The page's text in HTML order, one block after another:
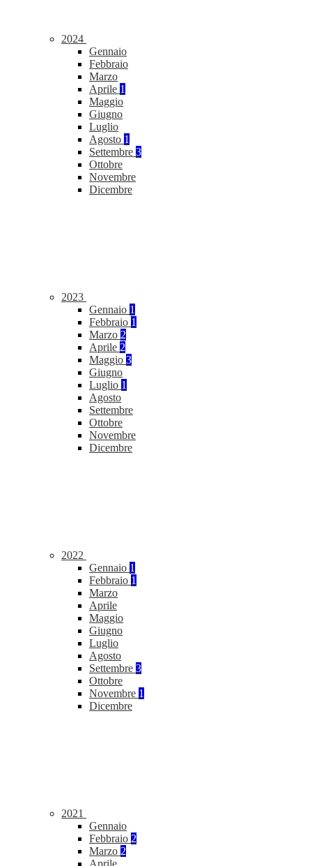
2024
Gennaio
Febbraio
Marzo
Aprile 1
Maggio
Giugno
Luglio
Agosto 1
Settembre 3
Ottobre
Novembre
Dicembre
2023
Gennaio 1
Febbraio 1
Marzo 2
Aprile 2
Maggio 3
Giugno
Luglio 1
Agosto
Settembre
Ottobre
Novembre
Dicembre
2022
Gennaio 1
Febbraio 1
Marzo
Aprile
Maggio
Giugno
Luglio
Agosto
Settembre 3
Ottobre
Novembre 1
Dicembre
2021
Gennaio
Febbraio 2
Marzo 2